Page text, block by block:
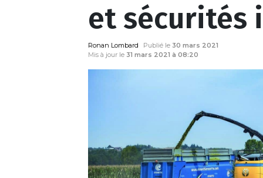
et sécurités
Ronan Lombard Publié le 30 mars 2021
Mis à jour le 31 mars 2021 à 08:20